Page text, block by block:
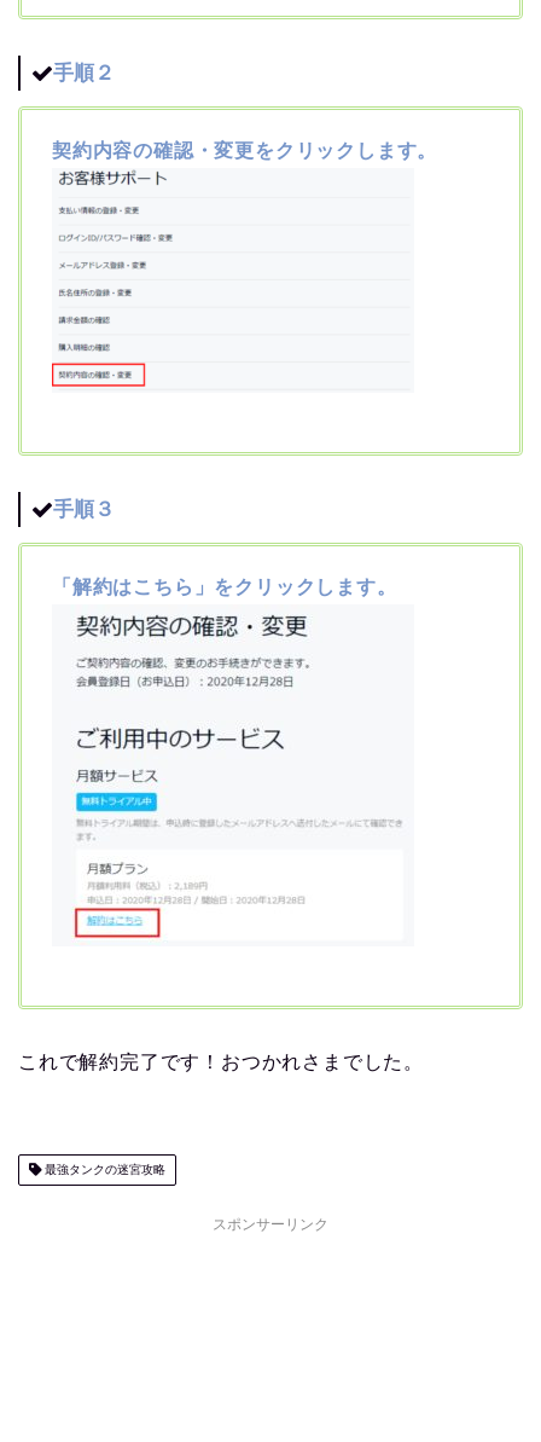
手順２
契約内容の確認・変更をクリックします。
手順３
「解約はこちら」をクリックします。
これで解約完了です！おつかれさまでした。
最強タンクの迷宮攻略
スポンサーリンク